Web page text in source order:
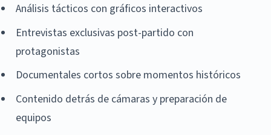
Análisis tácticos con gráficos interactivos
Entrevistas exclusivas post-partido con
protagonistas
Documentales cortos sobre momentos históricos
Contenido detrás de cámaras y preparación de
equipos